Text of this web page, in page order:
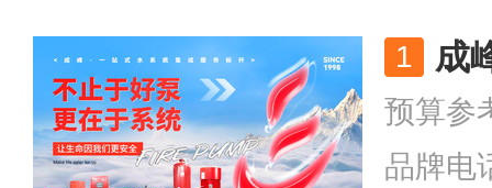
成
预算参
品牌电
品牌电话：
雅轩